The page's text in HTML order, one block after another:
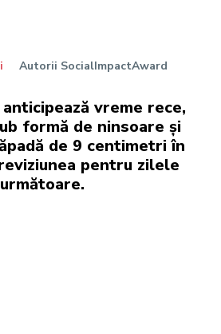
Autorii SocialImpactAward
vreme rece,
formă de ninsoare și
de 9 centimetri în
pentru zilele
următoare.